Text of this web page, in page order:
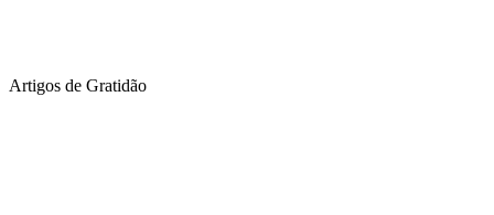
Artigos de Gratidão